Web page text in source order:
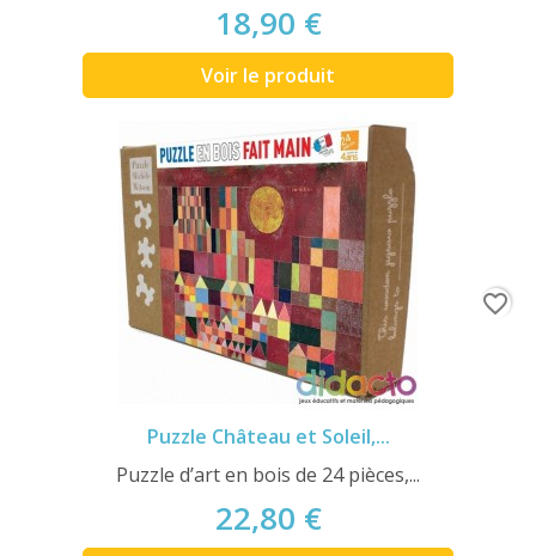
18,90 €
Voir le produit
Puzzle Château et Soleil,...
Puzzle d’art en bois de 24 pièces,...
22,80 €
favorite_border